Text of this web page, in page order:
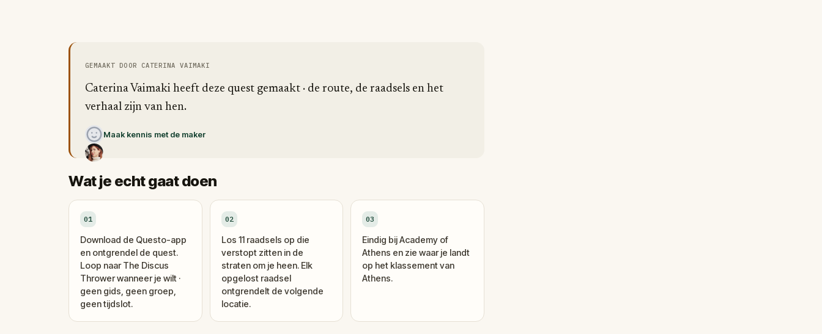
GEMAAKT DOOR CATERINA VAIMAKI
Caterina Vaimaki heeft deze quest gemaakt · de route, de raadsels en het
verhaal zijn van hen.
Maak kennis met de maker
Wat je echt gaat doen
01
Download de Questo-app
en ontgrendel de quest.
Loop naar The Discus
Thrower wanneer je wilt ·
geen gids, geen groep,
geen tijdslot.
02
Los 11 raadsels op die
verstopt zitten in de
straten om je heen. Elk
opgelost raadsel
ontgrendelt de volgende
locatie.
03
Eindig bij Academy of
Athens en zie waar je landt
op het klassement van
Athens.